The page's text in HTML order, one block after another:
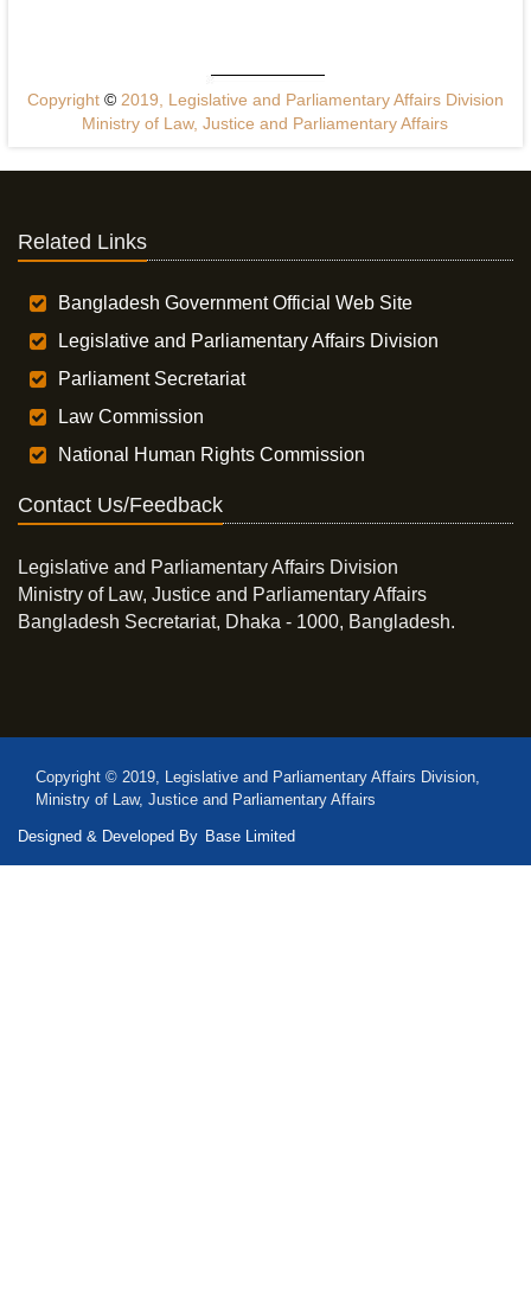
Copyright ©2019, Legislative and Parliamentary Affairs Division
Ministry of Law, Justice and Parliamentary Affairs
Related Links
Bangladesh Government Official Web Site
Legislative and Parliamentary Affairs Division
Parliament Secretariat
Law Commission
National Human Rights Commission
Contact Us/Feedback
Legislative and Parliamentary Affairs Division
Ministry of Law, Justice and Parliamentary Affairs
Bangladesh Secretariat, Dhaka - 1000, Bangladesh.
Copyright © 2019, Legislative and Parliamentary Affairs Division,
Ministry of Law, Justice and Parliamentary Affairs
Designed & Developed By Base Limited